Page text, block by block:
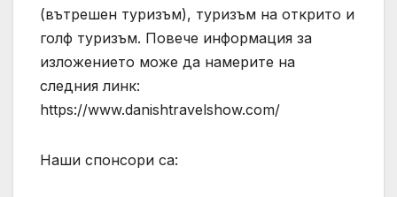
(вътрешен туризъм), туризъм на открито и
голф туризъм. Повече информация за
изложението може да намерите на
следния линк:
https://www.danishtravelshow.com/
Наши спонсори са: